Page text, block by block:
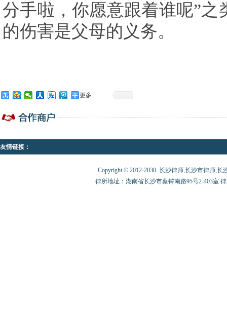
分手啦，你愿意跟着谁呢”
的伤害是父母的义务。
更多
友情链接：
Copyright © 2012-2030 长沙律师,长沙市律师,长
律所地址：湖南省长沙市蔡锷南路95号2-403室